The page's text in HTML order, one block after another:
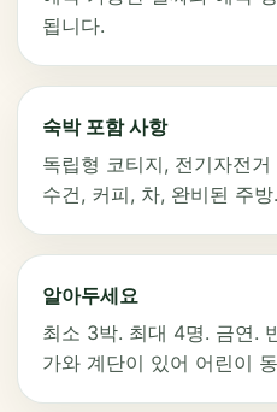
됩니다.
숙박 포함 사항
독립형 코티지, 전기자전
수건, 커피, 차, 완비된 주방.
알아두세요
최소 3박. 최대 4명. 금연.
가와 계단이 있어 어린이